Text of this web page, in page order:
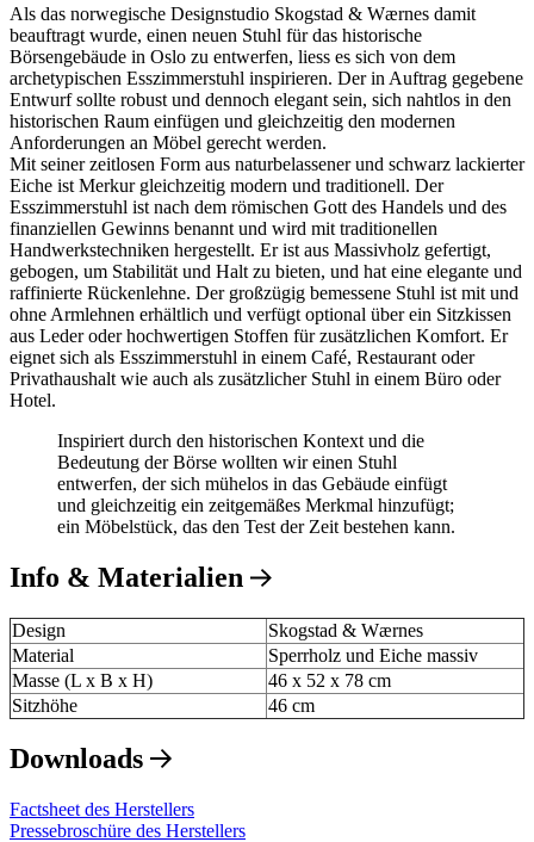
Als das norwegische Designstudio Skogstad & Wærnes damit
beauftragt wurde, einen neuen Stuhl für das historische
Börsengebäude in Oslo zu entwerfen, liess es sich von dem
archetypischen Esszimmerstuhl inspirieren. Der in Auftrag gegebene
Entwurf sollte robust und dennoch elegant sein, sich nahtlos in den
historischen Raum einfügen und gleichzeitig den modernen
Anforderungen an Möbel gerecht werden.
Mit seiner zeitlosen Form aus naturbelassener und schwarz lackierter
Eiche ist Merkur gleichzeitig modern und traditionell. Der
Esszimmerstuhl ist nach dem römischen Gott des Handels und des
finanziellen Gewinns benannt und wird mit traditionellen
Handwerkstechniken hergestellt. Er ist aus Massivholz gefertigt,
gebogen, um Stabilität und Halt zu bieten, und hat eine elegante und
raffinierte Rückenlehne. Der großzügig bemessene Stuhl ist mit und
ohne Armlehnen erhältlich und verfügt optional über ein Sitzkissen
aus Leder oder hochwertigen Stoffen für zusätzlichen Komfort. Er
eignet sich als Esszimmerstuhl in einem Café, Restaurant oder
Privathaushalt wie auch als zusätzlicher Stuhl in einem Büro oder
Hotel.
Inspiriert durch den historischen Kontext und die
Bedeutung der Börse wollten wir einen Stuhl
entwerfen, der sich mühelos in das Gebäude einfügt
und gleichzeitig ein zeitgemäßes Merkmal hinzufügt;
ein Möbelstück, das den Test der Zeit bestehen kann.
Info & Materialien
Design
Skogstad & Wærnes
Material
Sperrholz und Eiche massiv
Masse (L x B x H)
46 x 52 x 78 cm
Sitzhöhe
46 cm
Downloads
Factsheet des Herstellers
Pressebroschüre des Herstellers